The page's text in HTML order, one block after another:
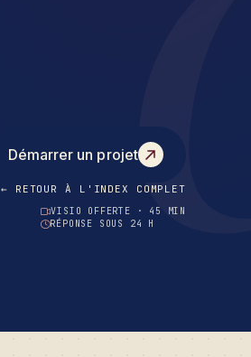
Démarrer un projet
← RETOUR À L'INDEX COMPLET
VISIO OFFERTE · 45 MIN
RÉPONSE SOUS 24 H